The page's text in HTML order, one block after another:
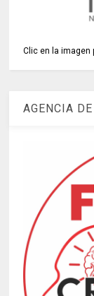
Clic en la imagen
AGENCIA